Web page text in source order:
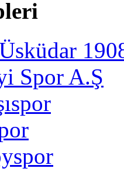
Spor A.Ş